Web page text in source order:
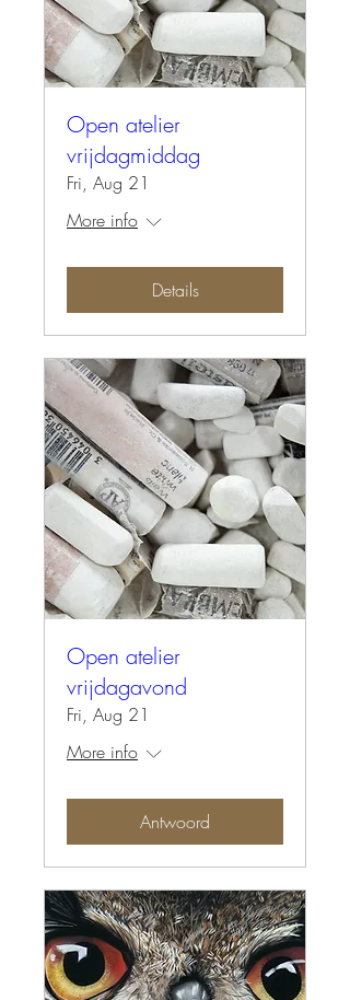
Open atelier
vrijdagmiddag
Fri, Aug 21
More info
Details
Open atelier
vrijdagavond
Fri, Aug 21
More info
Antwoord